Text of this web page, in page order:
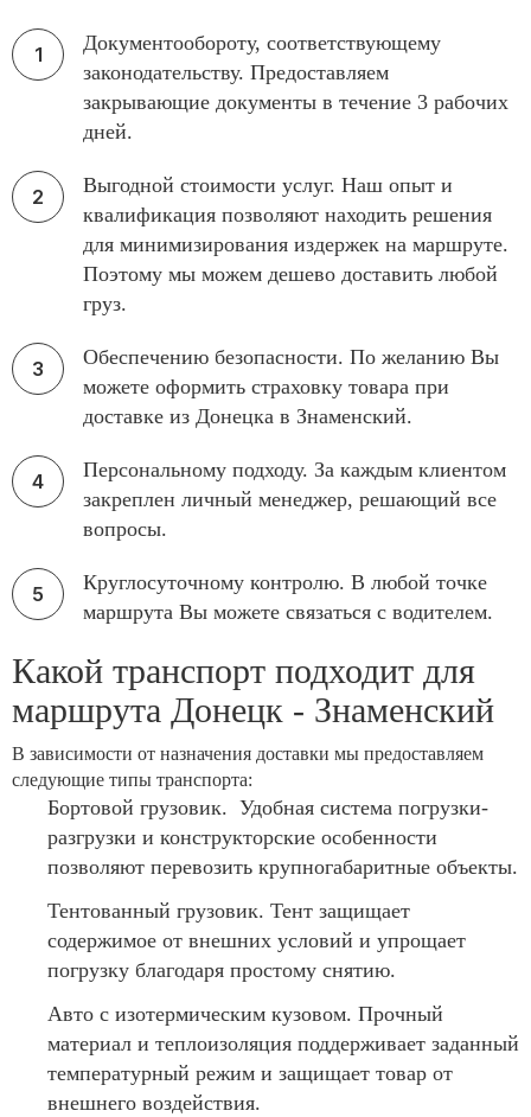
Документообороту, соответствующему
законодательству. Предоставляем
закрывающие документы в течение 3 рабочих
дней.
Выгодной стоимости услуг. Наш опыт и
квалификация позволяют находить решения
для минимизирования издержек на маршруте.
Поэтому мы можем дешево доставить любой
груз.
Обеспечению безопасности. По желанию Вы
можете оформить страховку товара при
доставке из Донецка в Знаменский.
Персональному подходу. За каждым клиентом
закреплен личный менеджер, решающий все
вопросы.
Круглосуточному контролю. В любой точке
маршрута Вы можете связаться с водителем.
Какой транспорт подходит для
маршрута Донецк - Знаменский
В зависимости от назначения доставки мы предоставляем
следующие типы транспорта:
Бортовой грузовик. Удобная система погрузки-
разгрузки и конструкторские особенности
позволяют перевозить крупногабаритные объекты.
Тентованный грузовик. Тент защищает
содержимое от внешних условий и упрощает
погрузку благодаря простому снятию.
Авто с изотермическим кузовом. Прочный
материал и теплоизоляция поддерживает заданный
температурный режим и защищает товар от
внешнего воздействия.